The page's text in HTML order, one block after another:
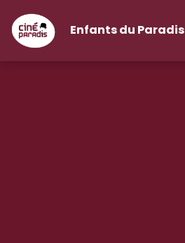
Enfants du Paradis